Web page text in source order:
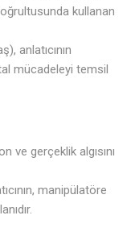
kullanan
anlatıcının
mücadeleyi temsil
ve gerçeklik algısını
manipülatöre